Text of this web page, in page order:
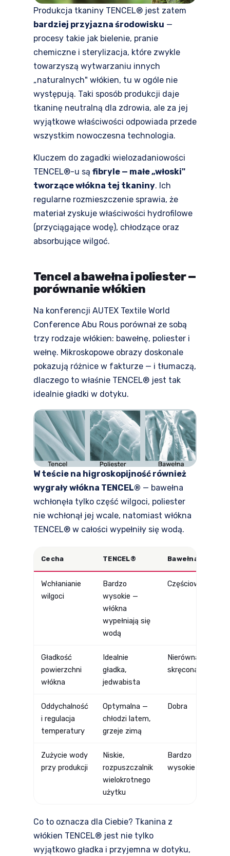
Produkcja tkaniny TENCEL® jest zatem
bardziej przyjazna środowisku —
procesy takie jak bielenie, pranie
chemiczne i sterylizacja, które zwykle
towarzyszą wytwarzaniu innych
„naturalnych" włókien, tu w ogóle nie
występują. Taki sposób produkcji daje
tkaninę neutralną dla zdrowia, ale za jej
wyjątkowe właściwości odpowiada przede
wszystkim nowoczesna technologia.
Kluczem do zagadki wielozadaniowości
TENCEL®-u są fibryle — małe „włoski"
tworzące włókna tej tkaniny. Ich
regularne rozmieszczenie sprawia, że
materiał zyskuje właściwości hydrofilowe
(przyciągające wodę), chłodzące oraz
absorbujące wilgoć.
Tencel a bawełna i poliester —
porównanie włókien
Na konferencji AUTEX Textile World
Conference Abu Rous porównał ze sobą
trzy rodzaje włókien: bawełnę, poliester i
wełnę. Mikroskopowe obrazy doskonale
pokazują różnice w fakturze — i tłumaczą,
dlaczego to właśnie TENCEL® jest tak
idealnie gładki w dotyku.
W teście na higroskopijność również
wygrały włókna TENCEL® — bawełna
wchłonęła tylko część wilgoci, poliester
nie wchłonął jej wcale, natomiast włókna
TENCEL® w całości wypełniły się wodą.
Cecha TENCEL® Bawełna
Wchłanianie
wilgoci
Bardzo
wysokie —
włókna
wypełniają się
wodą
Częściowe
Gładkość
powierzchni
włókna
Idealnie
gładka,
jedwabista
Nierówna,
skręcona
Oddychalność
i regulacja
temperatury
Optymalna —
chłodzi latem,
grzeje zimą
Dobra
Zużycie wody
przy produkcji
Niskie,
rozpuszczalnik
wielokrotnego
użytku
Bardzo
wysokie
Co to oznacza dla Ciebie? Tkanina z
włókien TENCEL® jest nie tylko
wyjątkowo gładka i przyjemna w dotyku,